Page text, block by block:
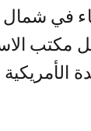
في شمال
مكتب